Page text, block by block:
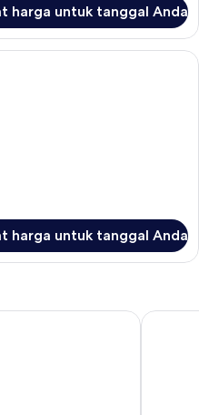
harga untuk tanggal Anda
Superior Queen Room | Seprai
harga untuk tanggal Anda
Willis